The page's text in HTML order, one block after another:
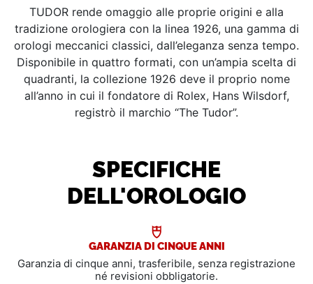
TUDOR rende omaggio alle proprie origini e alla
tradizione orologiera con la linea 1926, una gamma di
orologi meccanici classici, dall’eleganza senza tempo.
Disponibile in quattro formati, con un’ampia scelta di
quadranti, la collezione 1926 deve il proprio nome
all’anno in cui il fondatore di Rolex, Hans Wilsdorf,
registrò il marchio “The Tudor”.
SPECIFICHE
DELL'OROLOGIO
GARANZIA DI CINQUE ANNI
Garanzia di cinque anni, trasferibile, senza registrazione
né revisioni obbligatorie.